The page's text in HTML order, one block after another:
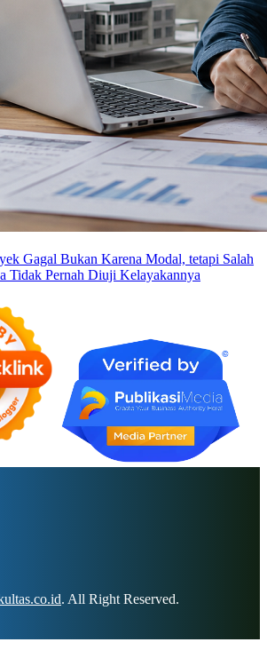
Gagal Bukan Karena Modal, tetapi Salah
Tidak Pernah Diuji Kelayakannya
. All Right Reserved.